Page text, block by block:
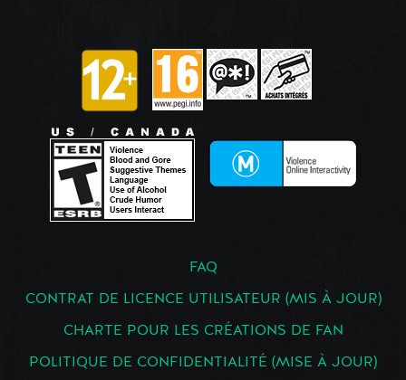
FAQ
CONTRAT DE LICENCE UTILISATEUR (MIS À JOUR)
CHARTE POUR LES CRÉATIONS DE FAN
POLITIQUE DE CONFIDENTIALITÉ (MISE À JOUR)